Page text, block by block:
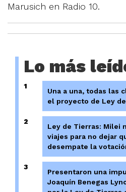
Marusich en Radio 10.
Lo más
1
Una a una, todas las
el proyecto de Ley
2
Ley de Tierras: Milei
viajes para no dejar
desempate la
3
Presentaron una
Joaquín Benegas